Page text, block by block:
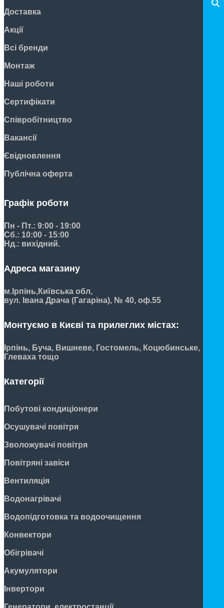
Доставка
Акції
Всі бренди
Монтаж
Наші роботи
Сертифікати
Співробітництво
Вакансії
Євідновлення
Публічна оферта
Графік роботи
Пн - Пт.: 9:00 - 19:00
Сб.: 10:00 - 15:00
Нд.: вихідний.
Адреса магазину
м.Ірпінь,Київська обл,
вул. Івана Драча (Гагаріна), № 40, оф.55
Монтуємо в Києві та прилеглих містах:
Ірпінь, Буча, Вишневе, Гостомель, Коцюбинське,
Глеваха тощо
Категорії
Побутові кондиціонери
Осушувачі повітря
Зволожувачі повітря
Повітряні завіси
Вентиляція
Водонагрівачі
Водопідготовка та водоочищення
Конвектори
Обігрівачі
Акумулятори
Інвертори